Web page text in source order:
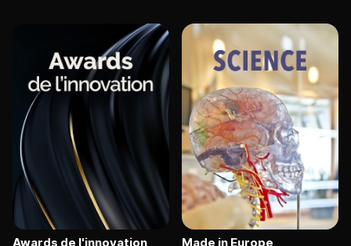
Awards de l'innovation Made in Europe